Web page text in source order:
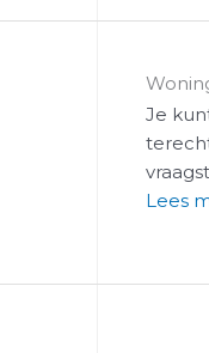
Je
Lees